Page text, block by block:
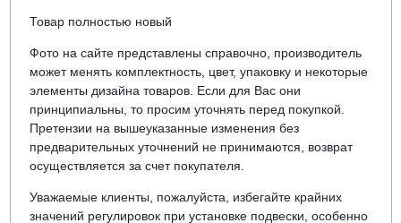
Товар полностью новый
Фото на сайте представлены справочно, производитель
может менять комплектность, цвет, упаковку и некоторые
элементы дизайна товаров. Если для Вас они
принципиальны, то просим уточнять перед покупкой.
Претензии на вышеуказанные изменения без
предварительных уточнений не принимаются, возврат
осуществляется за счет покупателя.
Уважаемые клиенты, пожалуйста, избегайте крайних
значений регулировок при установке подвески, особенно